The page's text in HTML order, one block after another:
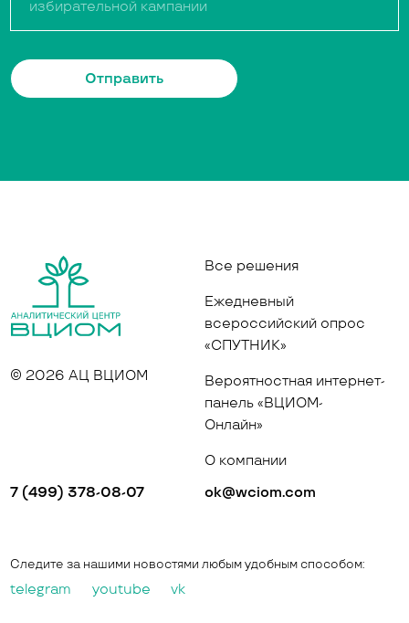
Отправить
© 2026 АЦ ВЦИОМ
Все решения
Ежедневный
всероссийский опрос
«СПУТНИК»
Вероятностная интернет-
панель «ВЦИОМ-
Онлайн»
О компании
7 (499) 378-08-07
ok@wciom.com
Следите за нашими новостями любым удобным способом:
telegram youtube vk